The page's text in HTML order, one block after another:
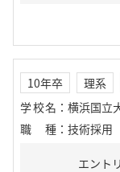
10年卒 理系
学校名 ： 横浜国立
職種 ： 技術採用
エント